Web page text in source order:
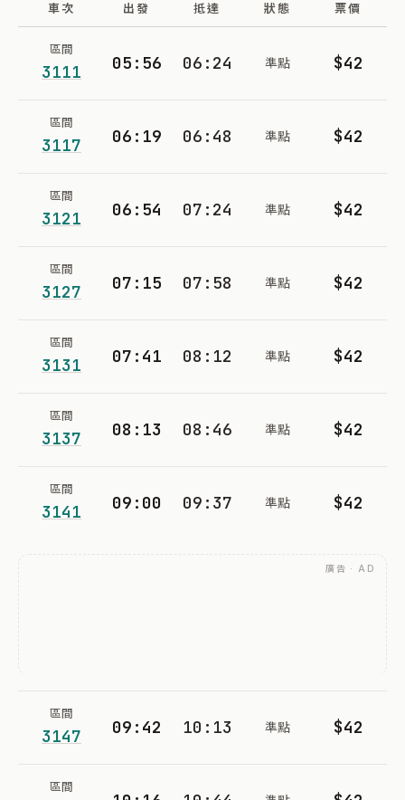
車次 出發 抵達 狀態 票價
區間
3111 05:56 06:24 準點 $42
區間
3117 06:19 06:48 準點 $42
區間
3121 06:54 07:24 準點 $42
區間
3127 07:15 07:58 準點 $42
區間
3131 07:41 08:12 準點 $42
區間
3137 08:13 08:46 準點 $42
區間
3141 09:00 09:37 準點 $42
廣告 · AD
區間
3147 09:42 10:13 準點 $42
區間